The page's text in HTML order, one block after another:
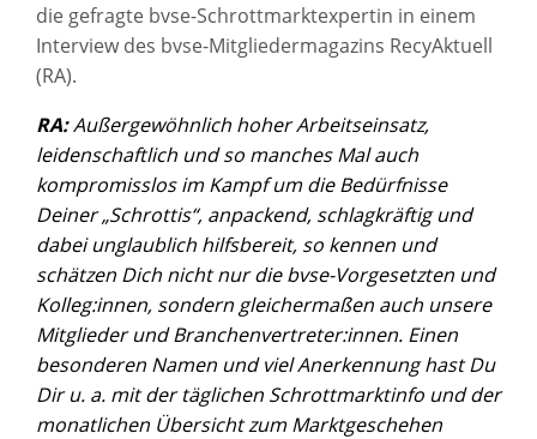
die gefragte bvse-Schrottmarktexpertin in einem
Interview des bvse-Mitgliedermagazins RecyAktuell
(RA).
RA:Außergewöhnlich hoher Arbeitseinsatz,
leidenschaftlich und so manches Mal auch
kompromisslos im Kampf um die Bedürfnisse
Deiner „Schrottis“, anpackend, schlagkräftig und
dabei unglaublich hilfsbereit, so kennen und
schätzen Dich nicht nur die bvse-Vorgesetzten und
Kolleg:innen, sondern gleichermaßen auch unsere
Mitglieder und Branchenvertreter:innen. Einen
besonderen Namen und viel Anerkennung hast Du
Dir u. a. mit der täglichen Schrottmarktinfo und der
monatlichen Übersicht zum Marktgeschehen